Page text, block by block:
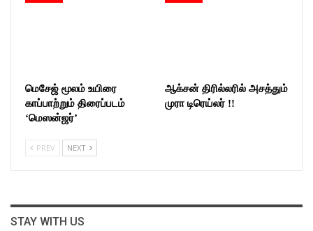
மெசேஜ் மூலம் உயிரை
காப்பாற்றும் திரைப்படம்
‘மெஸன்ஜர்’
ஆக்சன் திரில்லரில் அசத்தும்
முரா டிரெய்லர் !!
PREV NEXT
STAY WITH US